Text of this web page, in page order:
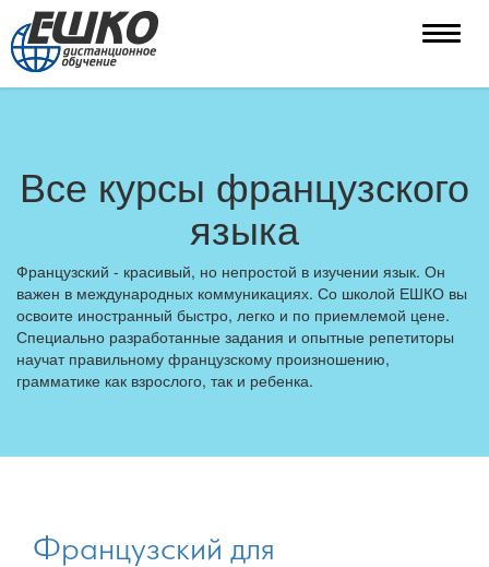
Toggle
Все курсы французского
языка
Французский - красивый, но непростой в изучении язык. Он
важен в международных коммуникациях. Со школой ЕШКО вы
освоите иностранный быстро, легко и по приемлемой цене.
Специально разработанные задания и опытные репетиторы
научат правильному французскому произношению,
грамматике как взрослого, так и ребенка.
Французский для